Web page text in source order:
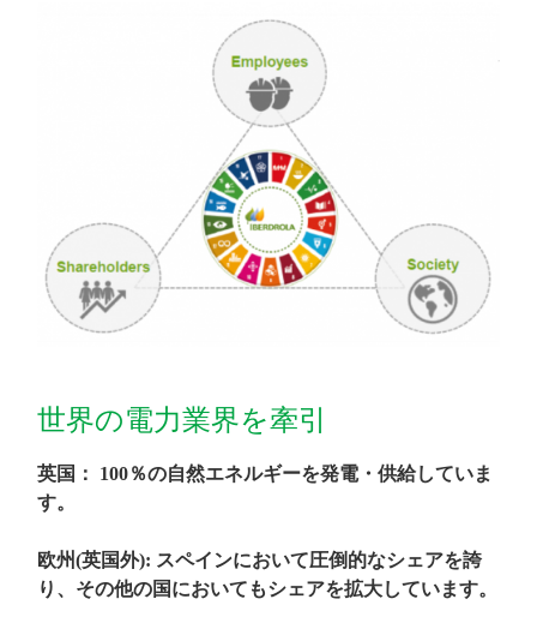
世界の電力業界を牽引
英国： 100％の自然エネルギーを発電・供給していま
す。
欧州(英国外): スペインにおいて圧倒的なシェアを誇
り、その他の国においてもシェアを拡大しています。